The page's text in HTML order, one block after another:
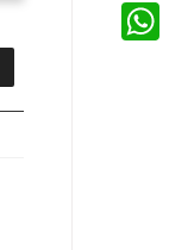
Email